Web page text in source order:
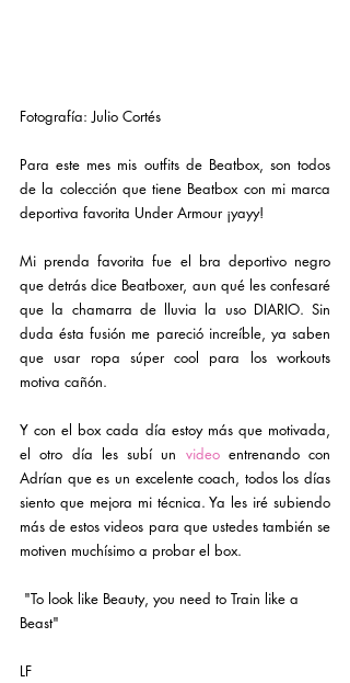
Fotografía: Julio Cortés
Para este mes mis outfits de Beatbox, son todos
de la colección que tiene Beatbox con mi marca
deportiva favorita Under Armour ¡yayy!
Mi prenda favorita fue el bra deportivo negro
que detrás dice Beatboxer, aun qué les confesaré
que la chamarra de lluvia la uso DIARIO. Sin
duda ésta fusión me pareció increíble, ya saben
que usar ropa súper cool para los workouts
motiva cañón.
Y con el box cada día estoy más que motivada,
el otro día les subí un video entrenando con
Adrían que es un excelente coach, todos los días
siento que mejora mi técnica. Ya les iré subiendo
más de estos videos para que ustedes también se
motiven muchísimo a probar el box.
Beast"
LF